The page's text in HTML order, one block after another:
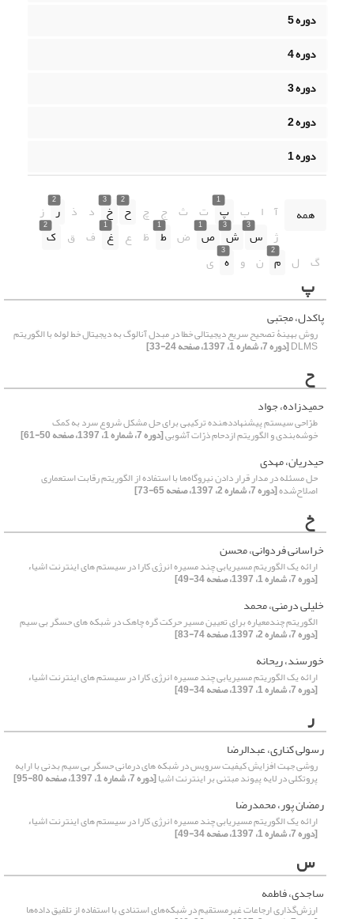
دوره 5
دوره 4
دوره 3
دوره 2
دوره 1
همه آ ا ب
1
پ ت ث ج چ
2
ح
3
خ د ذ
2
ر ز
ژ
3
س
3
ش
1
ص ض
1
ط ظ ع
1
غ ف ق
2
ک
گ ل
2
م ن و
3
ه ی
پ
پاکدل، مجتبی
روش بهینۀ تصحیح سریع دیجیتالی خطا در مبدل آنالوگ به دیجیتال خط لوله با الگوریتم
DLMS[دوره 7، شماره 1، 1397، صفحه 24-33]
ح
حمیدزاده، جواد
طرّاحی سیستم پیشنهاددهنده ترکیبی برای حل مشکل شروع سرد به کمک
خوشه‌بندی و الگوریتم‌ ازدحام ذرّات آشوبی[دوره 7، شماره 1، 1397، صفحه 50-61]
حیدریان، مهدی
حل مسئله در مدار قرار دادن نیروگاه‌ها با استفاده از الگوریتم رقابت استعماری
اصلاح‌شده[دوره 7، شماره 2، 1397، صفحه 65-73]
خ
خراسانی فردوانی، محسن
ارائه یک الگوریتم مسیریابی چند مسیره انرژی کارا در سیستم های اینترنت اشیاء
[دوره 7، شماره 1، 1397، صفحه 34-49]
خلیلی درمنی، محمد
الگوریتم چندمعیاره برای تعیین مسیر حرکت گره چاهک در شبکه‌ های حسگر بی‌ سیم
[دوره 7، شماره 2، 1397، صفحه 74-83]
خورسند، ریحانه
ارائه یک الگوریتم مسیریابی چند مسیره انرژی کارا در سیستم های اینترنت اشیاء
[دوره 7، شماره 1، 1397، صفحه 34-49]
ر
رسولی کناری، عبدالرضا
روشی جهت افزایش کیفیت سرویس در شبکه های درمانی حسگر بی سیم بدنی با ارایه
پروتکلی در لایه پیوند مبتنی بر اینترنت اشیا[دوره 7، شماره 1، 1397، صفحه 80-95]
رمضان پور، محمدرضا
ارائه یک الگوریتم مسیریابی چند مسیره انرژی کارا در سیستم های اینترنت اشیاء
[دوره 7، شماره 1، 1397، صفحه 34-49]
س
ساجدی، فاطمه
ارزش‌گذاری ارجاعات غیر‌مستقیم در شبکه‌های استنادی با استفاده از تلفیق داده‌ها